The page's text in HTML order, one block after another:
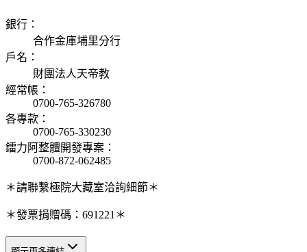
銀行 ：
合作金庫埔里分行
戶名 ：
財團法人天帝教
經常帳 ：
0700-765-326780
各專款 ：
0700-765-330230
鐳力阿整體開發專案 ：
0700-872-062485
＊請聯繫極院大藏室洽詢細節＊
＊發票捐贈碼：691221＊